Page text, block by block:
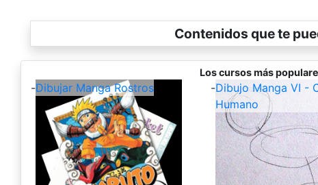
Contenidos que te
Los cursos más
-Dibujar Manga Rostros -Dibujo Manga VI -
Humano